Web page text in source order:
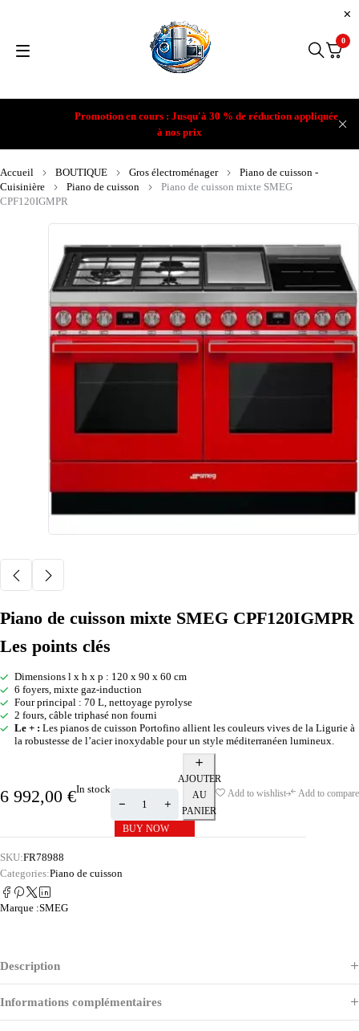
Promotion en cours : Jusqu'à 30 % de réduction appliquée
à nos prix
0
Accueil BOUTIQUE Gros électroménager
Piano de cuisson -
Cuisinière
Piano de cuisson
Piano de cuisson mixte SMEG
CPF120IGMPR
Piano de cuisson mixte SMEG CPF120IGMPR
Les points clés
Dimensions l x h x p : 120 x 90 x 60 cm
6 foyers, mixte gaz-induction
Four principal : 70 L, nettoyage pyrolyse
2 fours, câble triphasé non fourni
Le + : Les pianos de cuisson Portofino allient les couleurs vives de la Ligurie à
la robustesse de l’acier inoxydable pour un style méditerranéen lumineux.
6 992,00 €In stock
AJOUTER
AU
PANIER
BUY NOW
Add to wishlist Add to compare
SKU:FR78988
Categories:Piano de cuisson
Marque :SMEG
Description
Informations complémentaires